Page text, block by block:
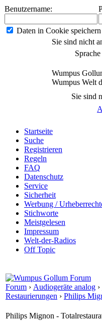
Benutzername:
Daten in Cookie speichern
Sie sind nicht
Wumpus
Wumpus Welt
Sie sind
Startseite
Suche
Registrieren
Regeln
FAQ
Datenschutz
Service
Sicherheit
Werbung /
Stichworte
Meistgelesen
Impressum
Welt-der-Radios
Off Topic
Forum › Audiogeräte analog ›
Restaurierungen › Philips
Philips Mignon -